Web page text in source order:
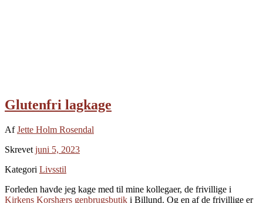
Glutenfri lagkage
AfJette Holm Rosendal
Skrevet juni 5, 2023
Kategori Livsstil
Forleden havde jeg kage med til mine kollegaer, de frivillige i
Kirkens Korshærs genbrugsbutik i Billund. Og en af de frivillige er